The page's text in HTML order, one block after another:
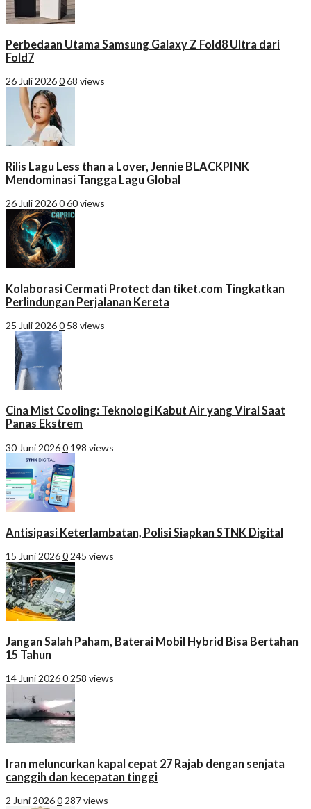
Perbedaan Utama Samsung Galaxy Z Fold8 Ultra dari
Fold7
26 Juli 2026068 views
Rilis Lagu Less than a Lover, Jennie BLACKPINK
Mendominasi Tangga Lagu Global
26 Juli 2026060 views
Kolaborasi Cermati Protect dan tiket.com Tingkatkan
Perlindungan Perjalanan Kereta
25 Juli 20260 58 views
Cina Mist Cooling: Teknologi Kabut Air yang Viral Saat
Panas Ekstrem
30 Juni 20260 198 views
Antisipasi Keterlambatan, Polisi Siapkan STNK Digital
15 Juni 20260 245 views
Jangan Salah Paham, Baterai Mobil Hybrid Bisa Bertahan
15 Tahun
14 Juni 20260 258 views
Iran meluncurkan kapal cepat 27 Rajab dengan senjata
canggih dan kecepatan tinggi
2 Juni 20260 287 views